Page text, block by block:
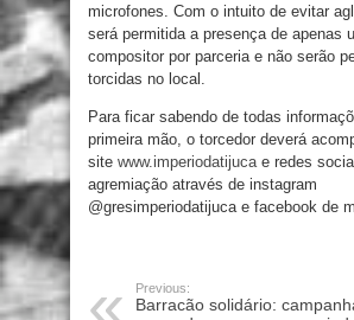
microfones. Com o intuito de evitar
será permitida a presença de apenas
compositor por parceria e não serão
torcidas no local.
Para ficar sabendo de todas
primeira mão, o torcedor deverá
site www.imperiodatijucae redes
agremiação através de instagram
@gresimperiodatijuca e facebook de
Previous:
Barracão solidário: